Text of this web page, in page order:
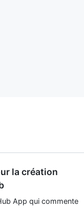
la création
App qui commente